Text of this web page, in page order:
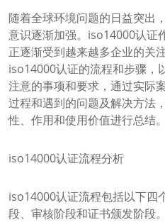
随着全球环境问题的日益突出
意识逐渐加强。iso14000认证
正逐渐受到越来越多企业的关
iso14000认证的流程和步骤，
注意的事项和要求，通过实际
过程和遇到的问题及解决方法
性、作用和使用价值进行总结。
iso14000认证流程分析
iso14000认证流程包括以下四
段、审核阶段和证书颁发阶段。